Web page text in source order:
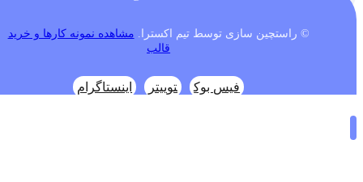
© راستچین سازی توسط تیم اکسترا. مشاهده نمونه کارها و خرید
قالب
فیس بوک توییتر اینستاگرام